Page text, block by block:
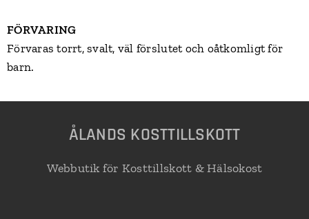
FÖRVARING
Förvaras torrt, svalt, väl förslutet och oåtkomligt för
barn.
ÅLANDS KOSTTILLSKOTT
Webbutik för Kosttillskott & Hälsokost